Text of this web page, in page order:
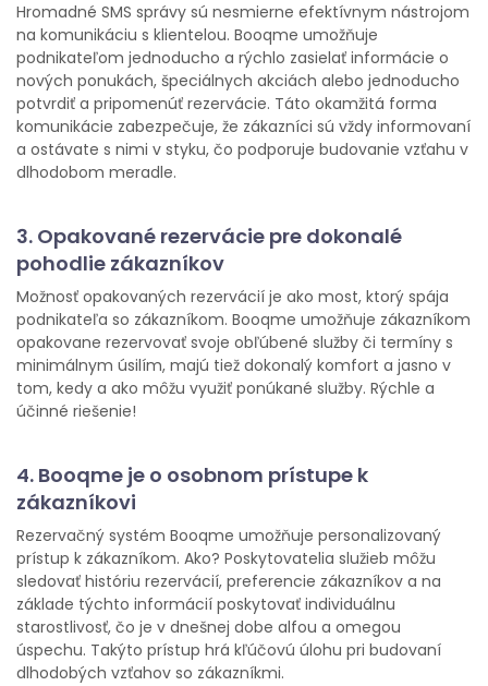
Hromadné SMS správy sú nesmierne efektívnym nástrojom
na komunikáciu s klientelou. Booqme umožňuje
podnikateľom jednoducho a rýchlo zasielať informácie o
nových ponukách, špeciálnych akciách alebo jednoducho
potvrdiť a pripomenúť rezervácie. Táto okamžitá forma
komunikácie zabezpečuje, že zákazníci sú vždy informovaní
a ostávate s nimi v styku, čo podporuje budovanie vzťahu v
dlhodobom meradle.
3. Opakované rezervácie pre dokonalé
pohodlie zákazníkov
Možnosť opakovaných rezervácií je ako most, ktorý spája
podnikateľa so zákazníkom. Booqme umožňuje zákazníkom
opakovane rezervovať svoje obľúbené služby či termíny s
minimálnym úsilím, majú tiež dokonalý komfort a jasno v
tom, kedy a ako môžu využiť ponúkané služby. Rýchle a
účinné riešenie!
4. Booqme je o osobnom prístupe k
zákazníkovi
Rezervačný systém Booqme umožňuje personalizovaný
prístup k zákazníkom. Ako? Poskytovatelia služieb môžu
sledovať históriu rezervácií, preferencie zákazníkov a na
základe týchto informácií poskytovať individuálnu
starostlivosť, čo je v dnešnej dobe alfou a omegou
úspechu. Takýto prístup hrá kľúčovú úlohu pri budovaní
dlhodobých vzťahov so zákazníkmi.